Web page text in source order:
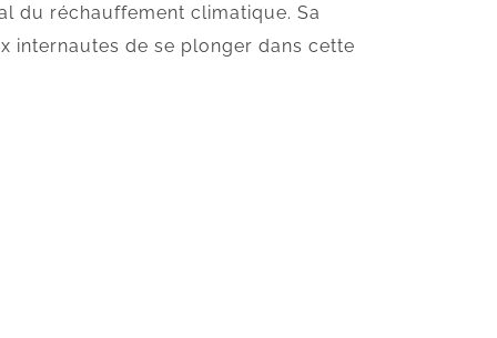
du réchauffement climatique. Sa
internautes de se plonger dans cette